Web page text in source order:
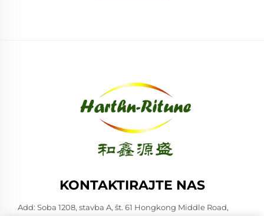
KONTAKTIRAJTE NAS
Add: Soba 1208, stavba A, št. 61 Hongkong Middle Road,